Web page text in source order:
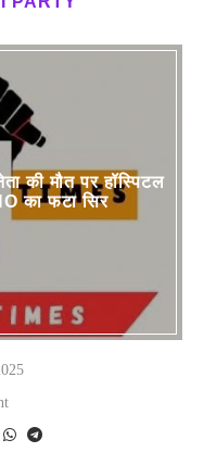
की मौत पर हॉस्पिटल
का फटा सिर